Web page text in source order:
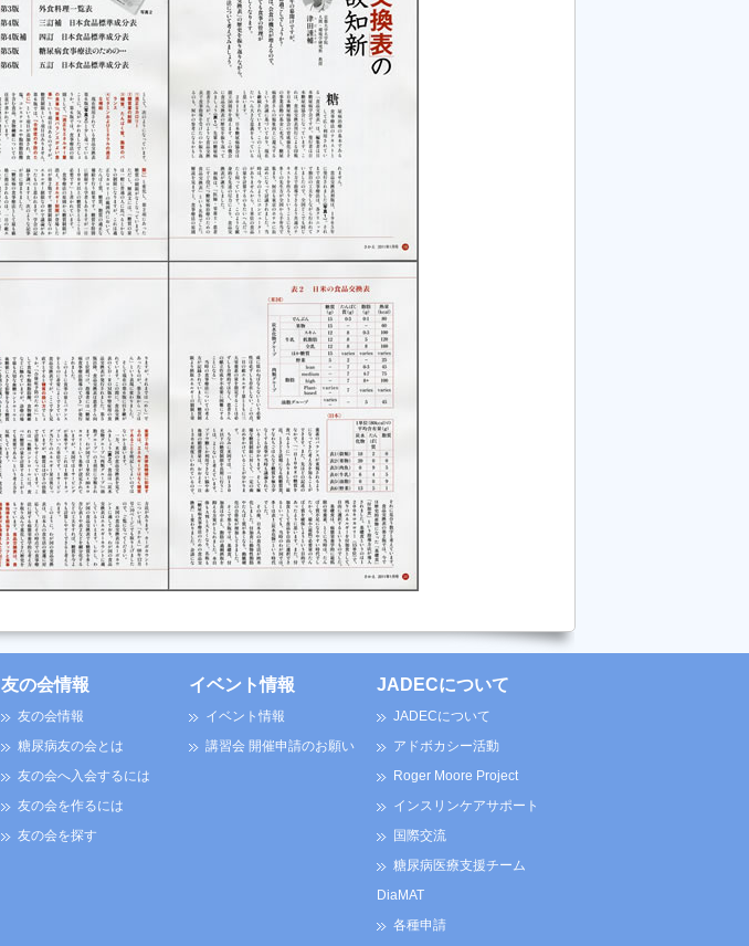
友の会情報
友の会情報
糖尿病友の会とは
友の会へ入会するには
友の会を作るには
友の会を探す
イベント情報
イベント情報
講習会 開催申請のお願い
JADECについて
JADECについて
アドボカシー活動
Roger Moore Project
インスリンケアサポート
国際交流
糖尿病医療支援チーム
DiaMAT
各種申請